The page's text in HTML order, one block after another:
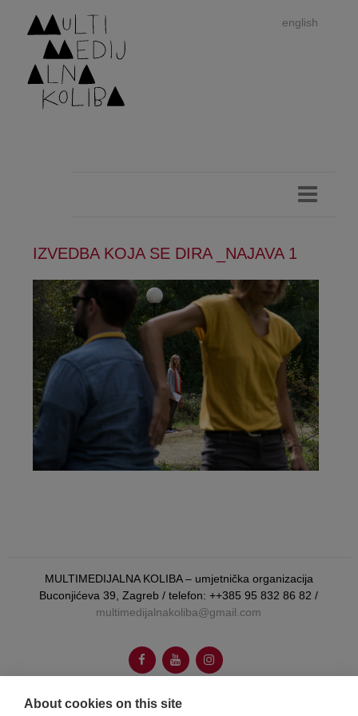
english
IZVEDBA KOJA SE DIRA _NAJAVA 1
MULTIMEDIJALNA KOLIBA – umjetnička organizacija
Buconjićeva 39, Zagreb / telefon: ++385 95 832 86 82 /
multimedijalnakoliba@gmail.com
About cookies on this site